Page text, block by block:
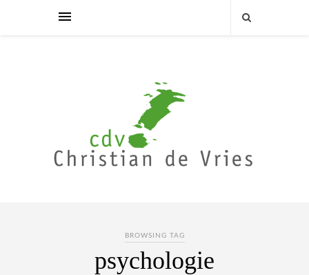
BROWSING TAG
psychologie